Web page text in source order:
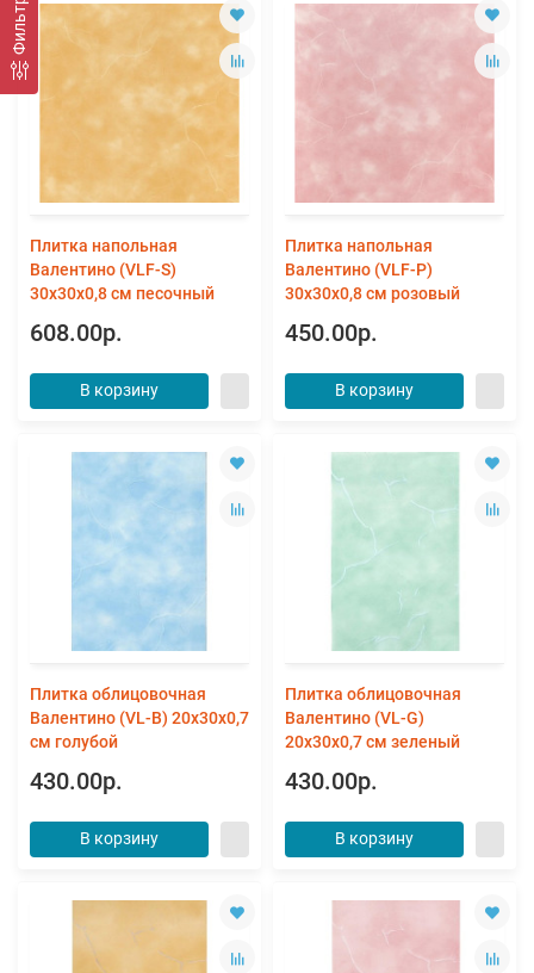
Фильтр
Плитка напольная
Валентино (VLF-S)
30x30x0,8 см песочный
608.00р.
В корзину
Плитка напольная
Валентино (VLF-Р)
30x30x0,8 см розовый
450.00р.
В корзину
Плитка облицовочная
Валентино (VL-B) 20x30x0,7
см голубой
430.00р.
В корзину
Плитка облицовочная
Валентино (VL-G)
20x30x0,7 см зеленый
430.00р.
В корзину